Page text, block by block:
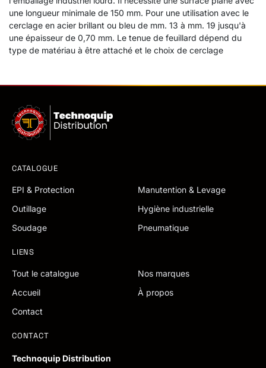
une longueur minimale de 150 mm. Pour une utilisation avec le
cerclage en acier brillant ou bleu de mm. 13 à mm. 19 jusqu'à
une épaisseur de 0,70 mm. Le tenue de feuillard dépend du
type de matériau à être attaché et le choix de cerclage
CATALOGUE
EPI & Protection
Manutention & Levage
Outillage
Hygiène industrielle
Soudage
Pneumatique
LIENS
Tout le catalogue
Nos marques
Accueil
À propos
Contact
CONTACT
Technoquip Distribution